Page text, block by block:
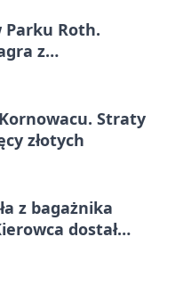
Roth.
z
Straty
złotych
z bagażnika
dostał